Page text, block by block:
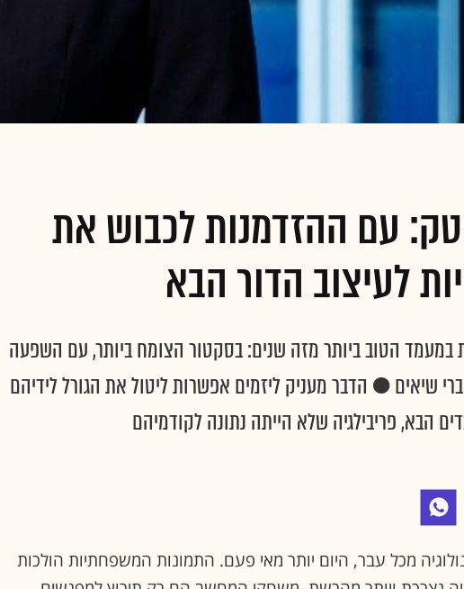
עם ההזדמנות לכבוש את
לעיצוב הדור הבא
במעמד הטוב ביותר מזה שנים: בסקטור הצומח ביותר, עם השפעה
שיאים ● הדבר מעניק ליזמים אפשרות ליטול את הגורל לידיהם
הבא, פריבילגיה שלא הייתה נתונה לקודמיהם
מכל עבר, היום יותר מאי פעם. התמונות המשפחתיות הולכות